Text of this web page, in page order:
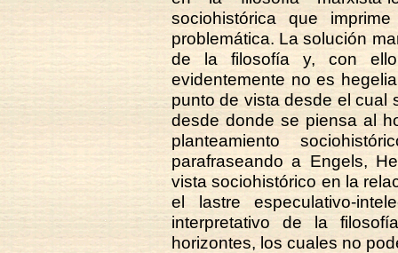
sociohistórica que
problemática. La solución
de la filosofía y, con
evidentemente no es
punto de vista desde el cual
desde donde se piensa al
planteamiento
parafraseando a Engels,
vista sociohistórico en la
el lastre especulativo-
interpretativo de la
horizontes, los cuales no